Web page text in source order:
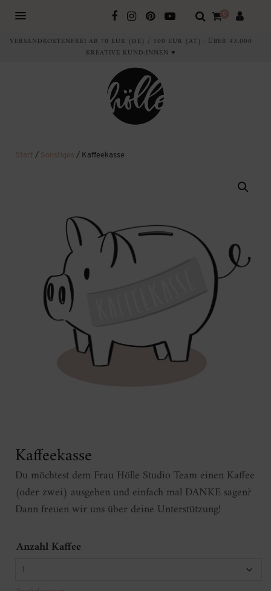
0
VERSANDKOSTENFREI AB 70 EUR (DE) / 100 EUR (AT) · ÜBER 43.000
KREATIVE KUND:INNEN ♥
Start / Sonstiges / Kaffeekasse
Kaffeekasse
Du möchtest dem Frau Hölle Studio Team einen Kaffee
(oder zwei) ausgeben und einfach mal DANKE sagen?
Dann freuen wir uns über deine Unterstützung!
Anzahl Kaffee